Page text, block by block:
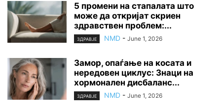
5 промени на стапалата што
може да откријат скриен
здравствен проблем:...
ЗДРАВЈЕ NMD - June 1, 2026
Замор, опаѓање на косата и
нередовен циклус: Знаци на
хормонален дисбаланс...
ЗДРАВЈЕ NMD - June 1, 2026